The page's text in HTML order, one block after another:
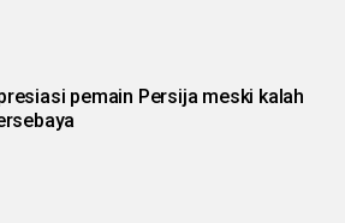
pemain Persija meski kalah